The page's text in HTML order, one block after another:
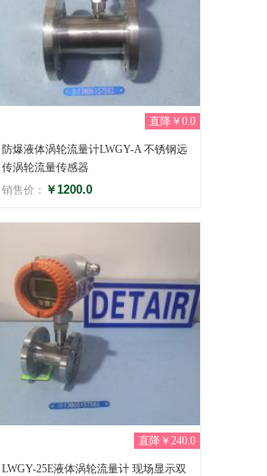
直降￥0.0
防爆液体涡轮流量计LWGY-A 不锈钢远
传涡轮流量传感器
销售价： ￥1200.0
评分
直降￥240.0
LWGY-25E液体涡轮流量计 现场显示双